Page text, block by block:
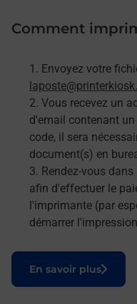
Comment
Envoyez votre
Vous recevez un
d'email contenant
code, il sera
document(s) en
Rendez-vous
afin d'effectuer le
l'imprimante (par
démarrer
En savoir plus
Le lien s'ouvre dans un